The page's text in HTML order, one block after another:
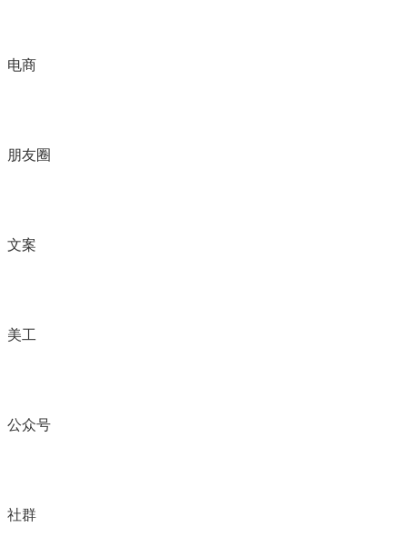
电商
朋友圈
文案
美工
公众号
社群